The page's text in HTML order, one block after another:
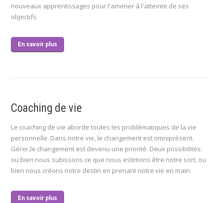
nouveaux apprentissages pour l'amener à l'atteinte de ses
objectifs.
En savoir plus
Coaching de vie
Le coaching de vie aborde toutes les problématiques de la vie
personnelle. Dans notre vie, le changement est omniprésent.
Gérer,le changement est devenu une priorité. Deux possibilités:
ou bien nous subissons ce que nous estimons être notre sort, ou
bien nous créons notre destin en prenant notre vie en main.
En savoir plus